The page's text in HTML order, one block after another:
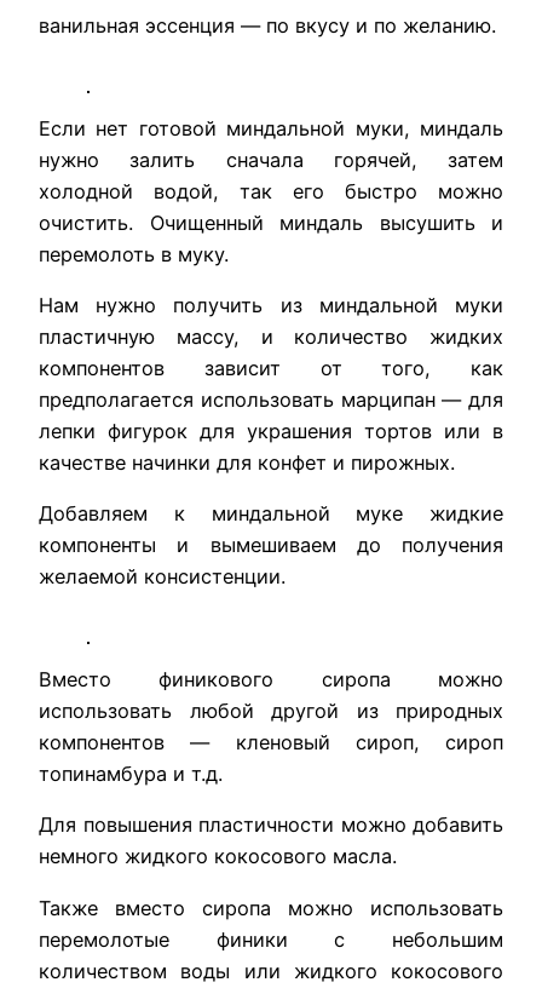
ванильная эссенция — по вкусу и по желанию.
Если нет готовой миндальной муки, миндаль
нужно залить сначала горячей, затем
холодной водой, так его быстро можно
очистить. Очищенный миндаль высушить и
перемолоть в муку.
Нам нужно получить из миндальной муки
пластичную массу, и количество жидких
компонентов зависит от того, как
предполагается использовать марципан — для
лепки фигурок для украшения тортов или в
качестве начинки для конфет и пирожных.
Добавляем к миндальной муке жидкие
компоненты и вымешиваем до получения
желаемой консистенции.
Вместо финикового сиропа можно
использовать любой другой из природных
компонентов — кленовый сироп, сироп
топинамбура и т.д.
Для повышения пластичности можно добавить
немного жидкого кокосового масла.
Также вместо сиропа можно использовать
перемолотые финики с небольшим
количеством воды или жидкого кокосового